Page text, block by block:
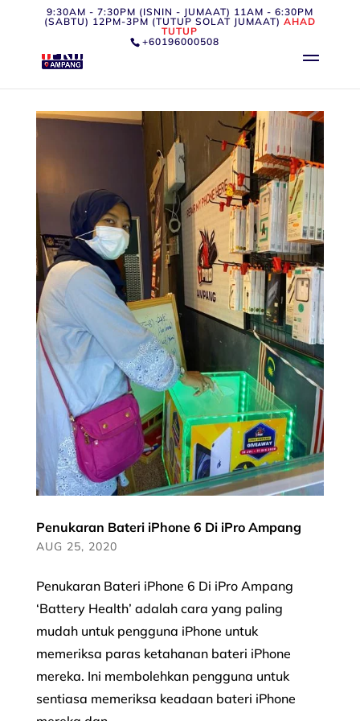
9:30AM - 7:30PM (ISNIN - JUMAAT) 11AM - 6:30PM
(SABTU) 12PM-3PM (TUTUP SOLAT JUMAAT) AHAD
TUTUP
+60196000508
Penukaran Bateri iPhone 6 Di iPro Ampang
AUG 25, 2020
Penukaran Bateri iPhone 6 Di iPro Ampang
‘Battery Health’ adalah cara yang paling
mudah untuk pengguna iPhone untuk
memeriksa paras ketahanan bateri iPhone
mereka. Ini membolehkan pengguna untuk
sentiasa memeriksa keadaan bateri iPhone